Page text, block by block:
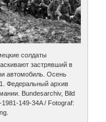
солдаты
застрявший в
автомобиль. Осень
Федеральный архив
Bundesarchiv, Bild
1981-149-34A / Fotograf: